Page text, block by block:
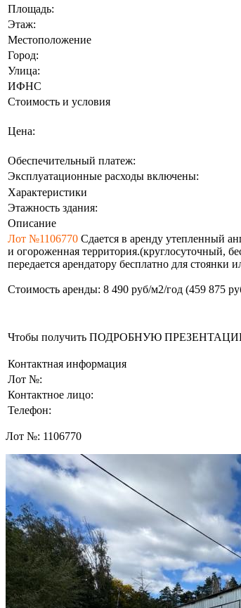
Площадь:
Этаж:
Местоположение
Город:
Улица:
ИФНС
Стоимость и условия
Цена:
Обеспечительный платеж:
Эксплуатационные расходы включены:
Характеристики
Этажность здания:
Описание
Лот №1106770 Сдается в аренду утепленный
и огороженная территория.(круглосуточный,
передается арендатору бесплатно для
Стоимость аренды: 8 490 руб/м2/год (459 875
Чтобы получить ПОДРОБНУЮ ПРЕЗЕНТАЦИЮ
Контактная информация
Лот №:
Контактное лицо:
Телефон:
Лот №: 1106770